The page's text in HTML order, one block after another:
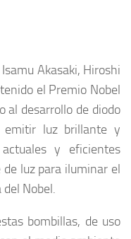
Akasaki, Hiroshi
el Premio Nobel
al desarrollo de diodo
luz brillante y
y eficientes
luz para iluminar el
Nobel.
bombillas, de uso